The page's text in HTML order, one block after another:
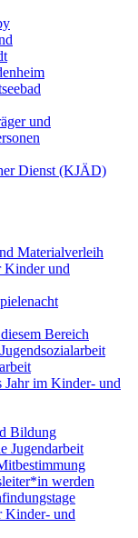
und
Dienst (KJÄD)
Materialverleih
Kinder und
Bereich
Jahr im Kinder- und
Bildung
Jugendarbeit
werden
Kinder- und